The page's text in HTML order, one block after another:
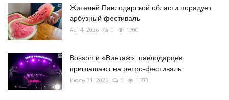
Жителей Павлодарской области порадует
арбузный фестиваль
Авг 4, 2026 0 1700
Bosson и «Винтаж»: павлодарцев
приглашают на ретро-фестиваль
Июль 31, 2026 0 1503